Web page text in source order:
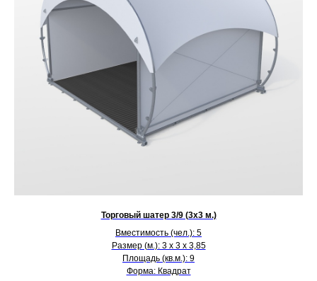
Торговый шатер 3/9 (3х3 м.)
Вместимость (чел.): 5
Размер (м.): 3 х 3 х 3,85
Площадь (кв.м.): 9
Форма: Квадрат